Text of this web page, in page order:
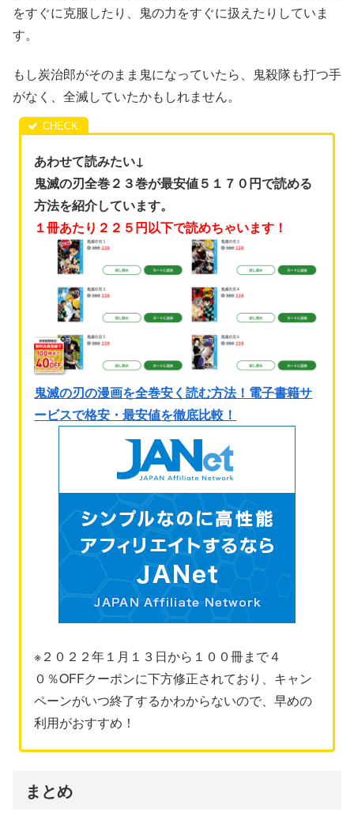
をすぐに克服したり、鬼の力をすぐに扱えたりしていま
す。
もし炭治郎がそのまま鬼になっていたら、鬼殺隊も打つ手
がなく、全滅していたかもしれません。
あわせて読みたい↓
鬼滅の刃全巻２３巻が最安値５１７０円で読める
方法を紹介しています。
１冊あたり２２５円以下で読めちゃいます！
鬼滅の刃の漫画を全巻安く読む方法！電子書籍サ
ービスで格安・最安値を徹底比較！
※２０２２年１月１３日から１００冊まで４
０％OFFクーポンに下方修正されており、キャン
ペーンがいつ終了するかわからないので、早めの
利用がおすすめ！
まとめ